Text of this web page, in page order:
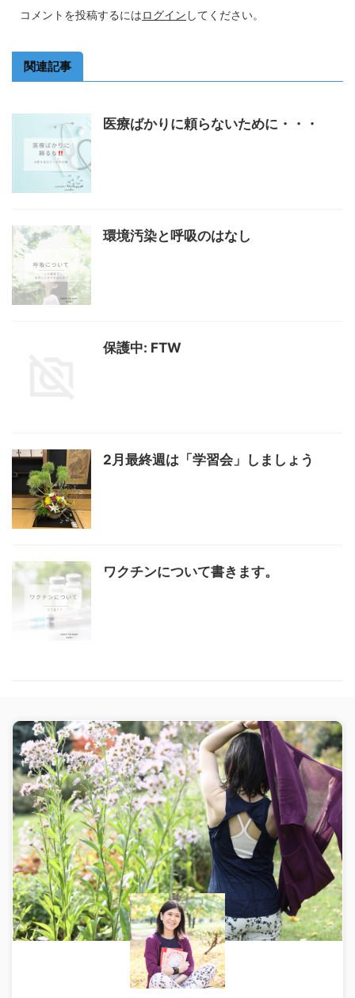
コメントを投稿するにはログイン してください。
関連記事
医療ばかりに頼らないために・・・
環境汚染と呼吸のはなし
保護中: FTW
2月最終週は「学習会」しましょう
ワクチンについて書きます。